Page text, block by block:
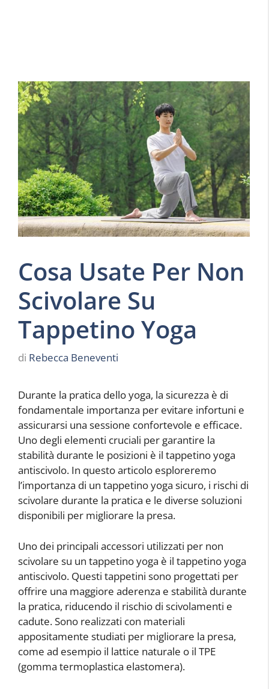
Cosa Usate Per Non
Scivolare Su
Tappetino Yoga
di Rebecca Beneventi
Durante la pratica dello yoga, la sicurezza è di
fondamentale importanza per evitare infortuni e
assicurarsi una sessione confortevole e efficace.
Uno degli elementi cruciali per garantire la
stabilità durante le posizioni è il tappetino yoga
antiscivolo. In questo articolo esploreremo
l’importanza di un tappetino yoga sicuro, i rischi di
scivolare durante la pratica e le diverse soluzioni
disponibili per migliorare la presa.
Uno dei principali accessori utilizzati per non
scivolare su un tappetino yoga è il tappetino yoga
antiscivolo. Questi tappetini sono progettati per
offrire una maggiore aderenza e stabilità durante
la pratica, riducendo il rischio di scivolamenti e
cadute. Sono realizzati con materiali
appositamente studiati per migliorare la presa,
come ad esempio il lattice naturale o il TPE
(gomma termoplastica elastomera).